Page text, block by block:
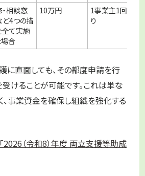
相談窓
ど4つの措
全て実施
場合
10万円
1事業主1回限
り
に直面しても、その都度申請を行
けることが可能です。これは単な
事業資金を確保し組織を強化する
「2026（令和8）年度 両立支援等助成